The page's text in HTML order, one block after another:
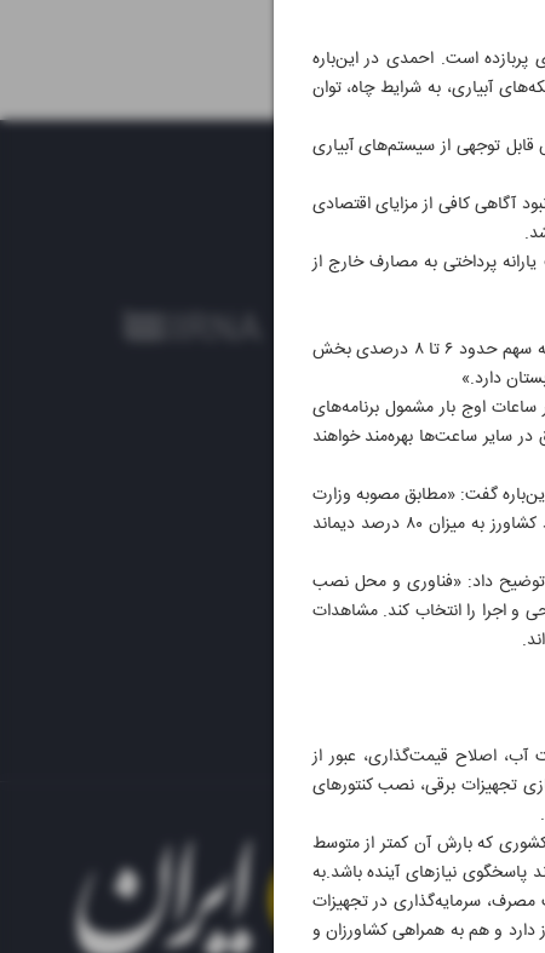
پربازده است. احمدی در این‌باره
آبیاری، به شرایط چاه، توان
قابل توجهی از سیستم‌های آبیاری
آگاهی کافی از مزایای اقتصادی
پرداختی به مصارف خارج از
بخش کشاورزی در ماه‌های گرم سال می‌تواند در شکل‌گیری پیک بار نقش قابل توجهی داشته باشد. احمدی با اشاره به سهم حدود ۶ تا ۸ درصدی بخش
دارد.»
اوج بار مشمول برنامه‌های
سایر ساعت‌ها بهره‌مند خواهند
گفت: «مطابق مصوبه وزارت
نیرو در سال ۱۴۰۳، در صورت احداث و بهره‌برداری از نیروگاه انرژی تجدیدپذیر، از جمله سامانه‌های خورشیدی، توسط کشاورز به میزان ۸۰ درصد دیماند
توضیح داد: «فناوری و محل نصب
و اجرا را انتخاب کند. مشاهدات
اصلاح قیمت‌گذاری، عبور از
تجهیزات برقی، نصب کنتورهای
کشوری که بارش آن کمتر از متوسط
نیازهای آینده باشد.به
سرمایه‌گذاری در تجهیزات
دارد و هم به همراهی کشاورزان و